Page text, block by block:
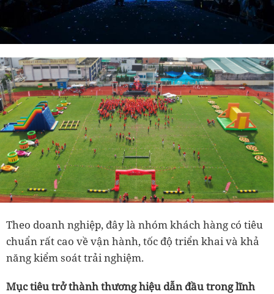
Theo doanh nghiệp, đây là nhóm khách hàng có tiêu
chuẩn rất cao về vận hành, tốc độ triển khai và khả
năng kiểm soát trải nghiệm.
Mục tiêu trở thành thương hiệu dẫn đầu trong lĩnh